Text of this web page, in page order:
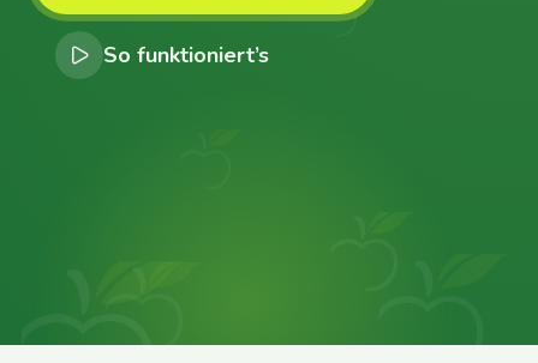
So funktioniert’s